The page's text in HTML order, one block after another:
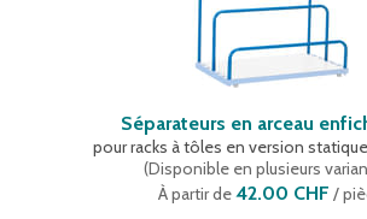
Séparateurs en arceau
pour racks à tôles en version
(Disponible en plusieurs
À partir de42.00 CHF /